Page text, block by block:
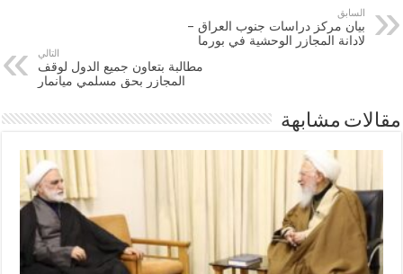
السابق
بيان مركز دراسات جنوب العراق –
لادانة المجازر الوحشية في بورما
التالي
مطالبة بتعاون جميع الدول لوقف
المجازر بحق مسلمي ميانمار
مقالات مشابهة